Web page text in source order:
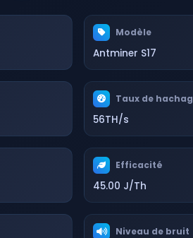
Modèle
Antminer S17
Taux de
56TH/s
Efficacité
45.00 J/Th
Niveau de bruit